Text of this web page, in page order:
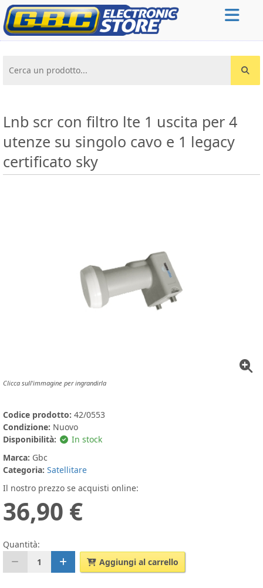
Cerca un prodotto...
Lnb scr con filtro lte 1 uscita per 4
utenze su singolo cavo e 1 legacy
certificato sky
Clicca sull'immagine per ingrandirla
Codice prodotto: 42/0553
Condizione: Nuovo
Disponibilità:
In stock
Marca: Gbc
Categoria: Satellitare
Il nostro prezzo se acquisti online:
36,90 €
Quantità:
1
Aggiungi al carrello